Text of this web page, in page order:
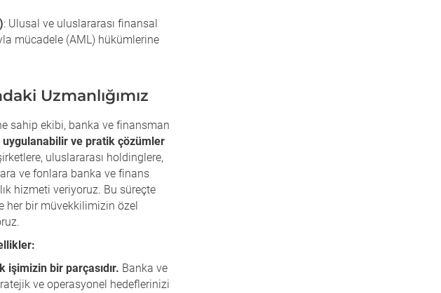
: Ulusal ve uluslararası finansal
mücadele (AML) hükümlerine
Uzmanlığımız
sahip ekibi, banka ve finansman
ve pratik çözümler
uluslararası holdinglere,
ve fonlara banka ve finans
hizmeti veriyoruz. Bu süreçte
her bir müvekkilimizin özel
işimizin bir parçasıdır. Banka ve
ve operasyonel hedeflerinizi